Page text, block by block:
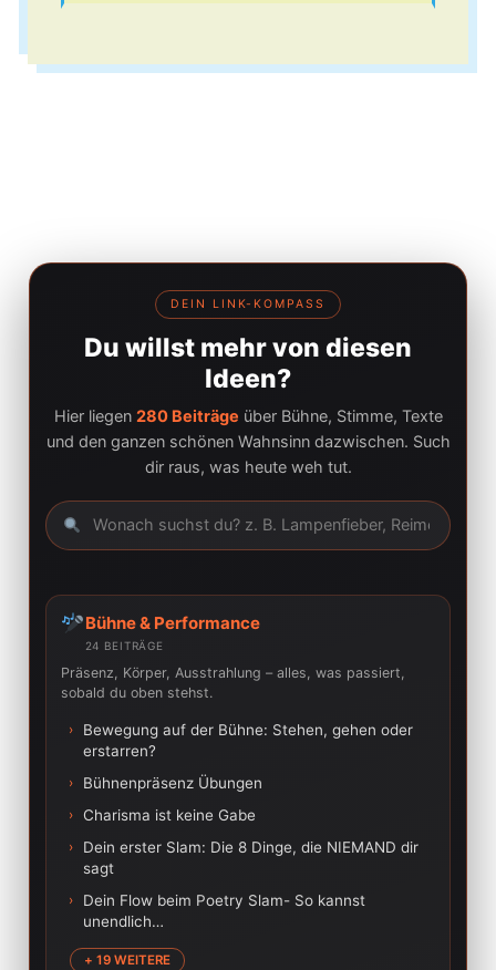
DEIN LINK-KOMPASS
Du willst mehr von diesen
Ideen?
Hier liegen 280 Beiträge über Bühne, Stimme, Texte
und den ganzen schönen Wahnsinn dazwischen. Such
dir raus, was heute weh tut.
Bühne & Performance
24 BEITRÄGE
Präsenz, Körper, Ausstrahlung – alles, was passiert,
sobald du oben stehst.
›
Bewegung auf der Bühne: Stehen, gehen oder
erstarren?
› Bühnenpräsenz Übungen
› Charisma ist keine Gabe
›
Dein erster Slam: Die 8 Dinge, die NIEMAND dir
sagt
›
Dein Flow beim Poetry Slam- So kannst
unendlich…
+ 19 WEITERE